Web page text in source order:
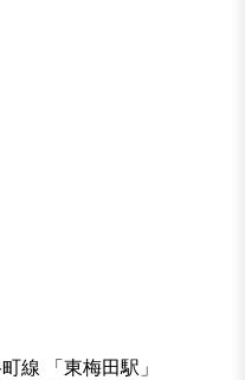
線 「東梅田駅」